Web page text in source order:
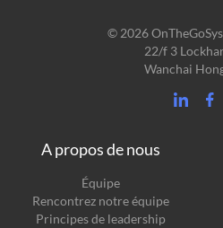
© 2026
22/f 3
Wanchai
A propos de nous
Équipe
Rencontrez notre équipe
Principes de leadership